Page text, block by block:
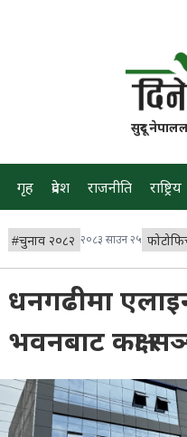
सुदूर
गृह प्रदेश राजनीति राष्ट्रिय
#चुनाव २०८२ २०८३ साउन २५
धनगढीमा
भवनबाट कक्षा